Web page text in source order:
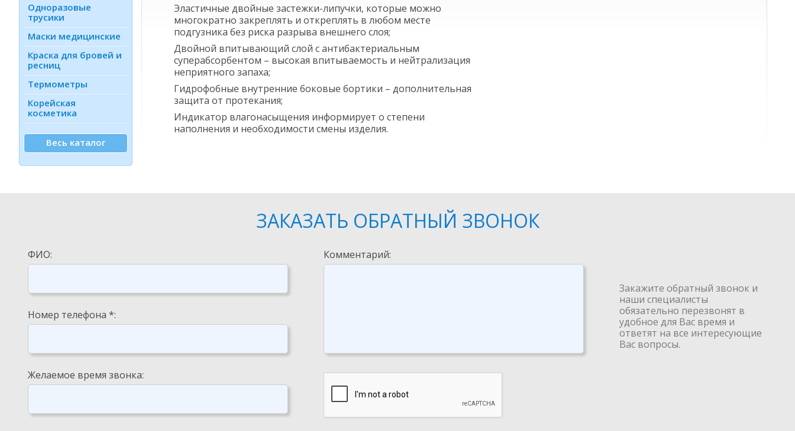
Одноразовые
трусики
Маски медицинские
Краска для бровей и
ресниц
Термометры
Корейская
косметика
Весь каталог
Эластичные двойные застежки-липучки, которые можно
многократно закреплять и откреплять в любом месте
подгузника без риска разрыва внешнего слоя;
Двойной впитывающий слой с антибактериальным
суперабсорбентом – высокая впитываемость и нейтрализация
неприятного запаха;
Гидрофобные внутренние боковые бортики – дополнительная
защита от протекания;
Индикатор влагонасыщения информирует о степени
наполнения и необходимости смены изделия.
ЗАКАЗАТЬ ОБРАТНЫЙ ЗВОНОК
ФИО:
Номер телефона *:
Желаемое время звонка:
Комментарий:
Закажите обратный звонок и
наши специалисты
обязательно перезвонят в
удобное для Вас время и
ответят на все интересующие
Вас вопросы.